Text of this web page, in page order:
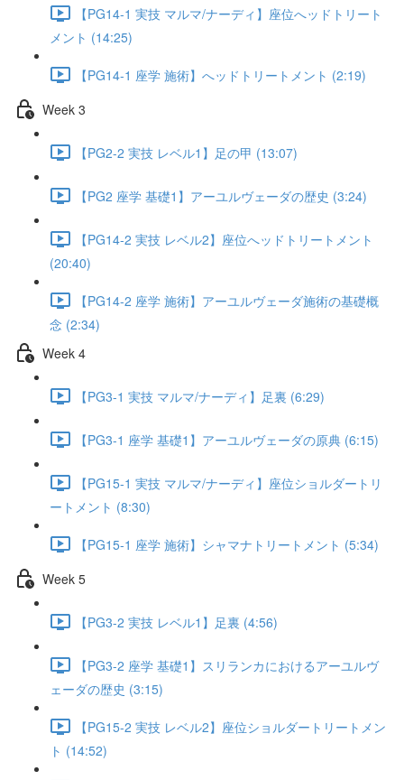
【PG14-1 実技 マルマ/ナーディ】座位へッドトリート
メント (14:25)
【PG14-1 座学 施術】へッドトリートメント (2:19)
Week 3
【PG2-2 実技 レベル1】足の甲 (13:07)
【PG2 座学 基礎1】アーユルヴェーダの歴史 (3:24)
【PG14-2 実技 レベル2】座位へッドトリートメント
(20:40)
【PG14-2 座学 施術】アーユルヴェーダ施術の基礎概
念 (2:34)
Week 4
【PG3-1 実技 マルマ/ナーディ】足裏 (6:29)
【PG3-1 座学 基礎1】アーユルヴェーダの原典 (6:15)
【PG15-1 実技 マルマ/ナーディ】座位ショルダートリ
ートメント (8:30)
【PG15-1 座学 施術】シャマナトリートメント (5:34)
Week 5
【PG3-2 実技 レベル1】足裏 (4:56)
【PG3-2 座学 基礎1】スリランカにおけるアーユルヴ
ェーダの歴史 (3:15)
【PG15-2 実技 レベル2】座位ショルダートリートメン
ト (14:52)